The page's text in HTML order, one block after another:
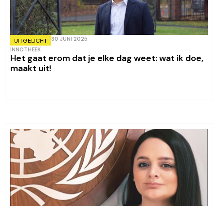
UITGELICHT
30 JUNI 2025
INNOTHEEK
Het gaat erom dat je elke dag weet: wat ik doe,
maakt uit!